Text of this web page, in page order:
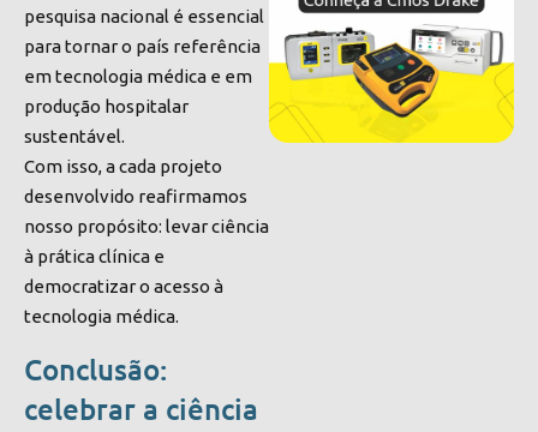
pesquisa nacional é essencial
para tornar o país referência
em tecnologia médica e em
produção hospitalar
sustentável.
Com isso, a cada projeto
desenvolvido reafirmamos
nosso propósito: levar ciência
à prática clínica e
democratizar o acesso à
tecnologia médica.
Conclusão:
celebrar a ciência